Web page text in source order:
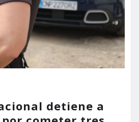
detiene a